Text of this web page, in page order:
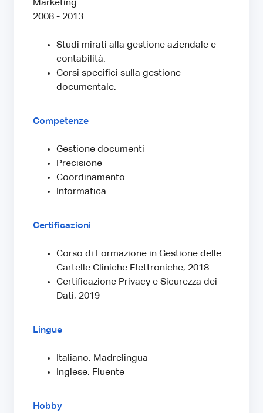
Marketing
2008 - 2013
Studi mirati alla gestione aziendale e
contabilità.
Corsi specifici sulla gestione
documentale.
Competenze
Gestione documenti
Precisione
Coordinamento
Informatica
Certificazioni
Corso di Formazione in Gestione delle
Cartelle Cliniche Elettroniche, 2018
Certificazione Privacy e Sicurezza dei
Dati, 2019
Lingue
Italiano: Madrelingua
Inglese: Fluente
Hobby